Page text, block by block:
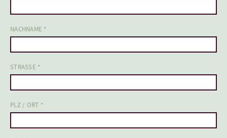
NACHNAME *
STRASSE *
PLZ / ORT *